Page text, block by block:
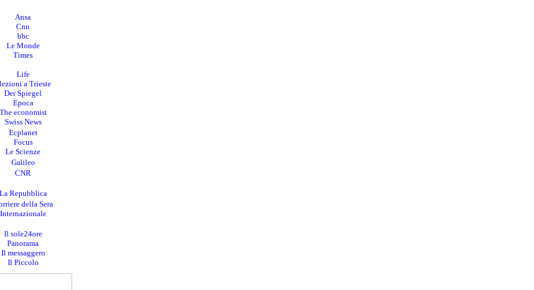
Ansa
Cnn
bbc
Le Monde
Times
Life
a Trieste
Der Spiegel
Epoca
economist
Swiss News
Ecplanet
Focus
Le Scienze
Galileo
CNR
Repubblica
della Sera
Internazionale
Il sole24ore
Panorama
Il messaggero
Il Piccolo